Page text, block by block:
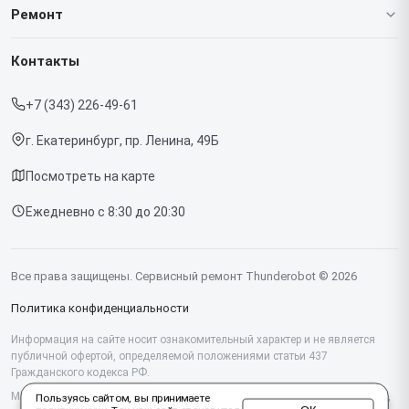
О нашем сервисе
Срочный ремонт
Доставка и способы оплаты
Диагностика
Контакты
Ремонт
Ноутбуков
Контакты
+7 (343) 226-49-61
г. Екатеринбург, пр. Ленина, 49Б
Посмотреть на карте
Ежедневно с 8:30 до 20:30
Все права защищены. Сервисный ремонт Thunderobot © 2026
Политика конфиденциальности
Информация на сайте носит ознакомительный характер и не является
публичной офертой, определяемой положениями статьи 437
Гражданского кодекса РФ.
Мы специализируемся на обслуживании и ремонте техники Thunderobot,
Пользуясь сайтом, вы принимаете